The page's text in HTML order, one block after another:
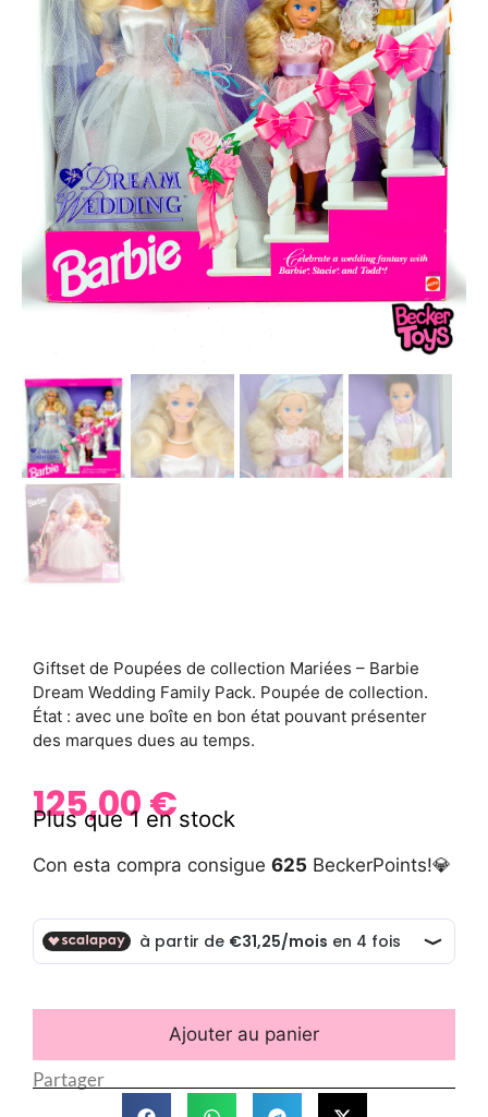
Giftset de Poupées de collection Mariées – Barbie
Dream Wedding Family Pack. Poupée de collection.
État : avec une boîte en bon état pouvant présenter
des marques dues au temps.
125,00€
Plus que 1 en stock
Con esta compra consigue 625 BeckerPoints!💎
Ajouter au panier
Partager